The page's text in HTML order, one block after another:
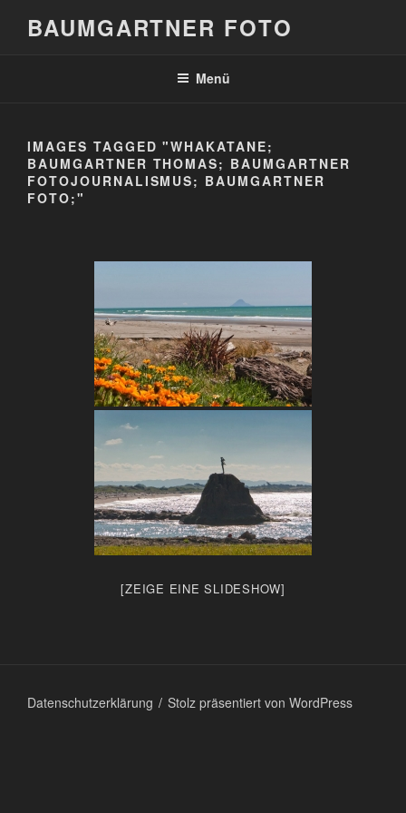
BAUMGARTNER FOTO
Menü
IMAGES TAGGED "WHAKATANE;
BAUMGARTNER THOMAS; BAUMGARTNER
FOTOJOURNALISMUS; BAUMGARTNER
FOTO;"
[ZEIGE EINE SLIDESHOW]
Datenschutzerklärung Stolz präsentiert von WordPress